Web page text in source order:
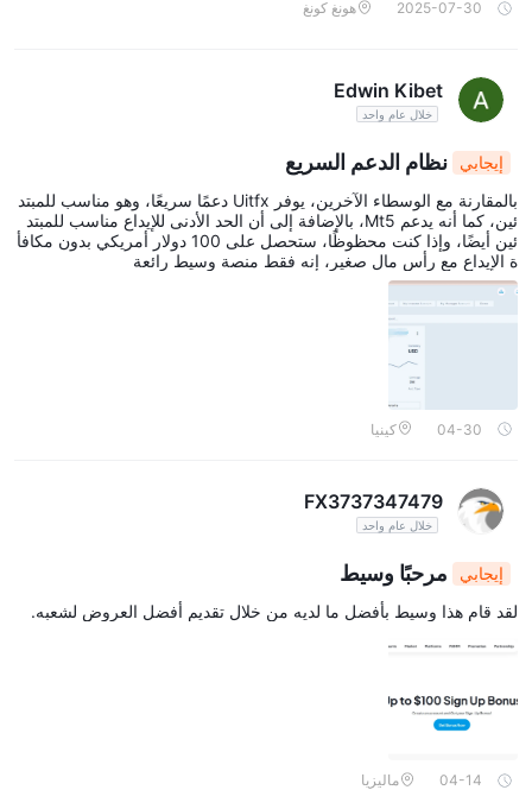
2025-07-30 هونغ كونغ
Edwin Kibet
خلال عام واحد
إيجابي نظام الدعم السريع
بالمقارنة مع الوسطاء الآخرين، يوفر Uitfx دعمًا سريعًا، وهو مناسب للمبتد
ئين، كما أنه يدعم Mt5، بالإضافة إلى أن الحد الأدنى للإيداع مناسب للمبتد
ئين أيضًا، وإذا كنت محظوظًا، ستحصل على 100 دولار أمريكي بدون مكافأ
ة الإيداع مع رأس مال صغير، إنه فقط منصة وسيط رائعة
04-30 كينيا
FX3737347479
خلال عام واحد
إيجابي مرحبًا وسيط
لقد قام هذا وسيط بأفضل ما لديه من خلال تقديم أفضل العروض لشعبه.
04-14 ماليزيا